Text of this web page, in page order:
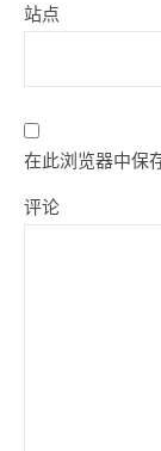
站点
在此浏览器中保
评论